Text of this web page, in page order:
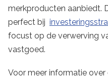
merkproducten aanbiedt.
perfect bij
focust op de verwerving
vastgoed.
Voor meer informatie